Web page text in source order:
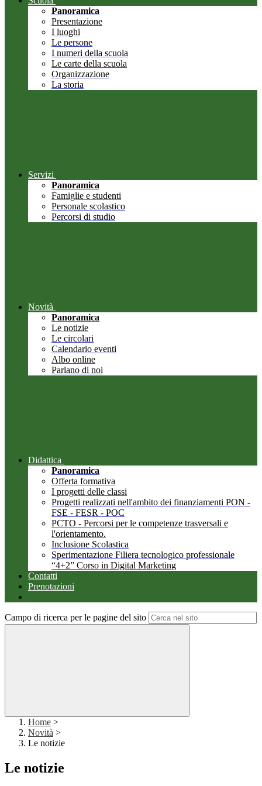
Panoramica
Presentazione
I luoghi
Le persone
I numeri della scuola
Le carte della scuola
Organizzazione
La storia
Servizi
Panoramica
Famiglie e studenti
Personale scolastico
Percorsi di studio
Novità
Panoramica
Le notizie
Le circolari
Calendario eventi
Albo online
Parlano di noi
Didattica
Panoramica
Offerta formativa
I progetti delle classi
Progetti realizzati nell'ambito dei finanziamenti PON -
FSE - FESR - POC
PCTO - Percorsi per le competenze trasversali e
l'orientamento.
Inclusione Scolastica
Sperimentazione Filiera tecnologico professionale
“4+2” Corso in Digital Marketing
Contatti
Prenotazioni
Campo di ricerca per le pagine del sito
Home >
Novità >
Le notizie
Le notizie